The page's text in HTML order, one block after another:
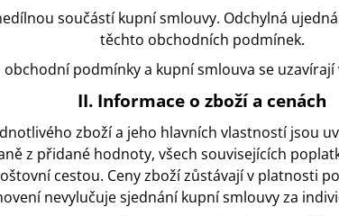
součástí kupní smlouvy. Odchylná
těchto obchodních podmínek.
obchodní podmínky a kupní smlouva se uzavírají
II. Informace o zboží a cenách
zboží a jeho hlavních vlastností jsou
z přidané hodnoty, všech souvisejících
cestou. Ceny zboží zůstávají v platnosti
nevylučuje sjednání kupní smlouvy za